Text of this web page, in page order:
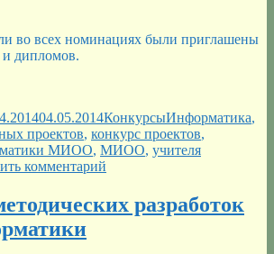
во всех номинациях были приглашены
и дипломов.
04.05.2014КонкурсыИнформатика,
проектов, конкурс проектов,
МИОО, МИОО, учителя
комментарий
Московский
разработок